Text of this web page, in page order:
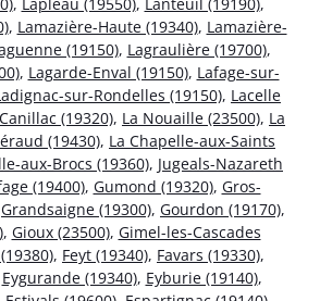
, Lamazière-Haute (19340), Lamazière-
(19150), Lagraulière (19700),
, Lagarde-Enval (19150), Lafage-sur-
sur-Rondelles (19150), Lacelle
(19320), La Nouaille (23500), La
(19430), La Chapelle-aux-Saints
aux-Brocs (19360), Jugeals-Nazareth
(19400), Gumond (19320), Gros-
Grandsaigne (19300), Gourdon (19170),
, Gioux (23500), Gimel-les-Cascades
, Feyt (19340), Favars (19330),
Eygurande (19340), Eyburie (19140),